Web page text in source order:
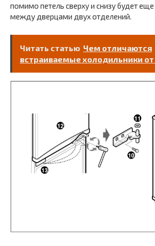
помимо петель сверху и снизу будет
между дверцами двух отделений.
Читать статью Чем отличаются
встраиваемые холодильники